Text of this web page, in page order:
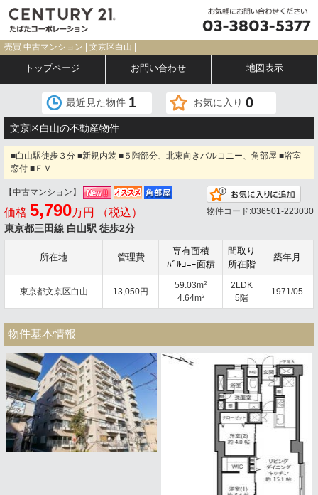
売買 中古マンション | 文京区白山 |
トップページ お問い合わせ 地図表示
最近見た物件 1 お気に入り 0
文京区白山の不動産物件
■白山駅徒歩３分 ■新規内装 ■５階部分、北東向きバルコニー、角部屋 ■浴室
窓付 ■ＥＶ
【中古マンション】
価格 5,790万円 （税込）
東京都三田線 白山駅 徒歩2分
物件コード:036501-223030
所在地 管理費
専有面積
ﾊﾞﾙｺﾆｰ面積
間取り
所在階
築年月
東京都文京区白山 13,050円
59.03m2
4.64m2
2LDK
5階
1971/05
物件基本情報